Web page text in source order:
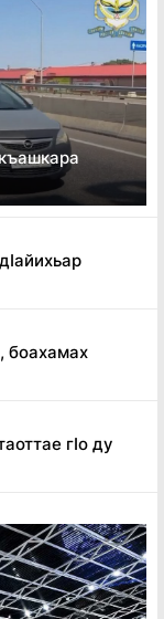
боахамах
гӏо ду